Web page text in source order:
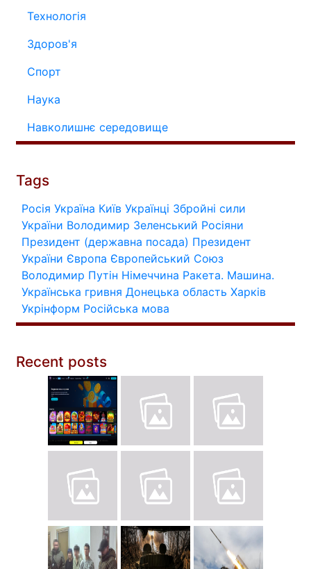
Технологія
Здоров'я
Спорт
Наука
Навколишнє середовище
Tags
Росія Україна Київ Українці Збройні сили
України Володимир Зеленський Росіяни
Президент (державна посада) Президент
України Європа Європейський Союз
Володимир Путін Німеччина Ракета. Машина.
Українська гривня Донецька область Харків
Укрінформ Російська мова
Recent posts